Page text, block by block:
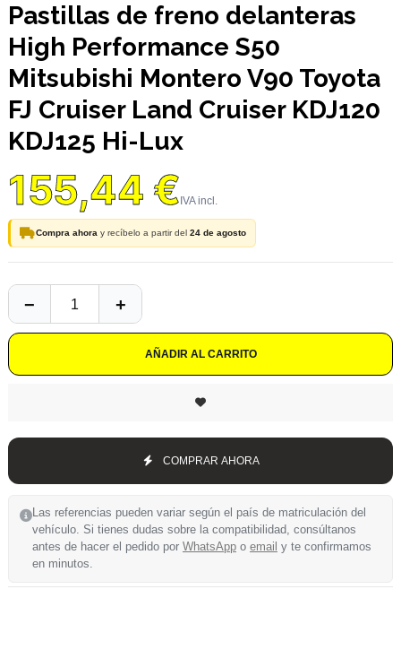
Pastillas de freno delanteras
High Performance S50
Mitsubishi Montero V90 Toyota
FJ Cruiser Land Cruiser KDJ120
KDJ125 Hi-Lux
155,44 €
Compra ahora y recíbelo a partir del 24 de agosto
AÑADIR AL CARRITO
COMPRAR AHORA
Las referencias pueden variar según el país de matriculación del
vehículo. Si tienes dudas sobre la compatibilidad, consúltanos
antes de hacer el pedido por WhatsApp o email y te confirmamos
en minutos.